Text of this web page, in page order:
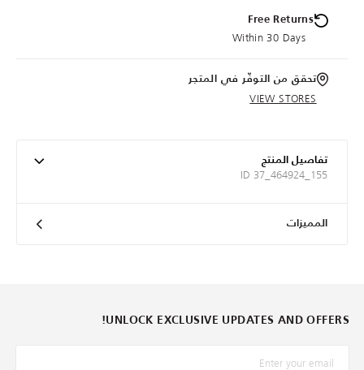
Free Returns
Within 30 Days
تحقق من التوفّر في المتجر
VIEW STORES
تفاصيل المنتج
ID 37_464924_155
المميزات
UNLOCK EXCLUSIVE UPDATES AND OFFERS!
*البريد الإلكترونيّ